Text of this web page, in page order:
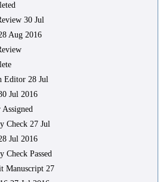
30 Jul
Aug 2016
Editor 28 Jul
Jul 2016
Check 27 Jul
Jul 2016
Check Passed
Manuscript 27